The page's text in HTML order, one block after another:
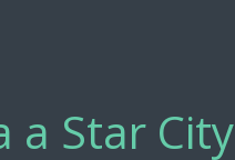
a Star City